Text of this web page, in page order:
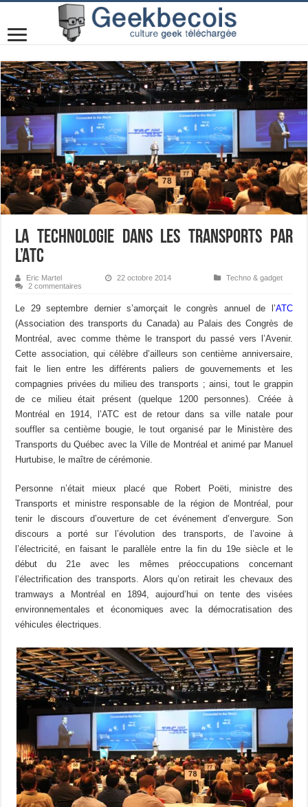
La technologie dans les transports par
l’ATC
Eric Martel 22 octobre 2014
Techno & gadget
2 commentaires
Le 29 septembre dernier s’amorçait le congrès annuel de l’ATC
(Association des transports du Canada) au Palais des Congrès de
Montréal, avec comme thème le transport du passé vers l’Avenir.
Cette association, qui célèbre d’ailleurs son centième anniversaire,
fait le lien entre les différents paliers de gouvernements et les
compagnies privées du milieu des transports ; ainsi, tout le grappin
de ce milieu était présent (quelque 1200 personnes). Créée à
Montréal en 1914, l’ATC est de retour dans sa ville natale pour
souffler sa centième bougie, le tout organisé par le Ministère des
Transports du Québec avec la Ville de Montréal et animé par Manuel
Hurtubise, le maître de cérémonie.
Personne n’était mieux placé que Robert Poëti, ministre des
Transports et ministre responsable de la région de Montréal, pour
tenir le discours d’ouverture de cet événement d’envergure. Son
discours a porté sur l’évolution des transports, de l’avoine à
l’électricité, en faisant le parallèle entre la fin du 19e siècle et le
début du 21e avec les mêmes préoccupations concernant
l’électrification des transports. Alors qu’on retirait les chevaux des
tramways a Montréal en 1894, aujourd’hui on tente des visées
environnementales et économiques avec la démocratisation des
véhicules électriques.